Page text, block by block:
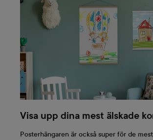
Visa upp dina mest älskade
Posterhängaren är också super för de